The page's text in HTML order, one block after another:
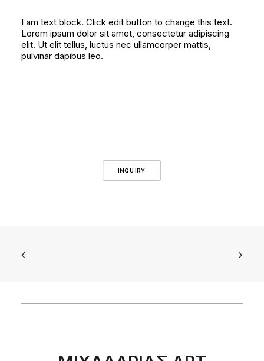
I am text block. Click edit button to change this text.
Lorem ipsum dolor sit amet, consectetur adipiscing
elit. Ut elit tellus, luctus nec ullamcorper mattis,
pulvinar dapibus leo.
INQUIRY